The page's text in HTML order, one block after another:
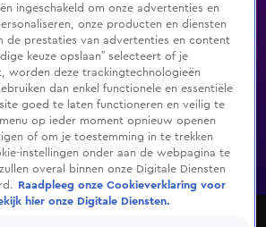
TV inlogShop
Programma's De Bondgenoten
Shop
ingeschakeld om onze advertenties en
onze producten en diensten
de prestaties van advertenties en content
keuze opslaan” selecteert of je
worden deze trackingtechnologieën
dan enkel functionele en essentiële
goed te laten functioneren en veilig te
op ieder moment opnieuw openen
of om je toestemming in te trekken
instellingen onder aan de webpagina te
overal binnen onze Digitale Diensten
Raadpleeg onze Cookieverklaring voor
hier onze Digitale Diensten.